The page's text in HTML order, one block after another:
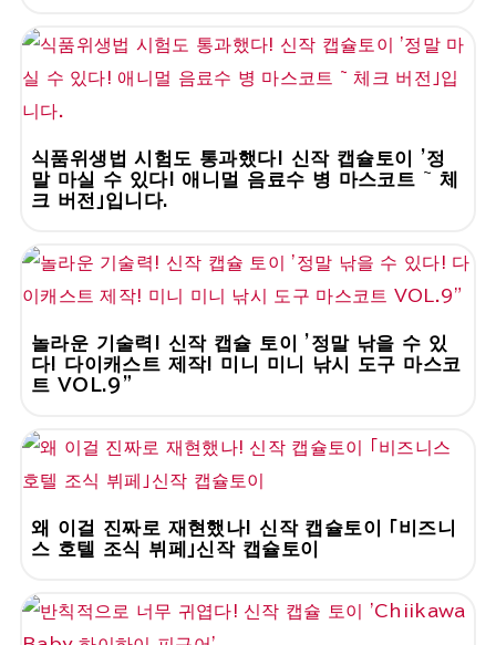
식품위생법 시험도 통과했다! 신작 캡슐토이 '정
말 마실 수 있다! 애니멀 음료수 병 마스코트 ~ 체
크 버전」입니다.
놀라운 기술력! 신작 캡슐 토이 '정말 낚을 수 있
다! 다이캐스트 제작! 미니 미니 낚시 도구 마스코
트 VOL.9"
왜 이걸 진짜로 재현했나! 신작 캡슐토이 「비즈니
스 호텔 조식 뷔페」신작 캡슐토이